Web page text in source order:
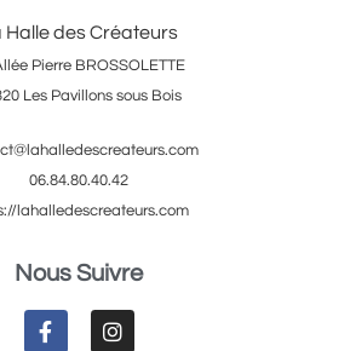
Halle des Créateurs
Pierre BROSSOLETTE
Les Pavillons sous Bois
06.84.80.40.42
lahalledescreateurs.com
Nous Suivre